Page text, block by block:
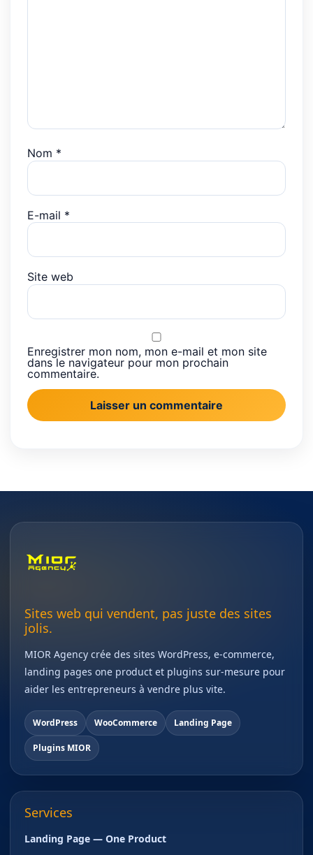
Nom *
E-mail *
Site web
Enregistrer mon nom, mon e-mail et mon site
dans le navigateur pour mon prochain
commentaire.
Sites web qui vendent, pas juste des sites
jolis.
MIOR Agency crée des sites WordPress, e-commerce,
landing pages one product et plugins sur-mesure pour
aider les entrepreneurs à vendre plus vite.
WordPress WooCommerce Landing Page
Plugins MIOR
Services
Landing Page — One Product